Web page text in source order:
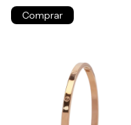
Comprar